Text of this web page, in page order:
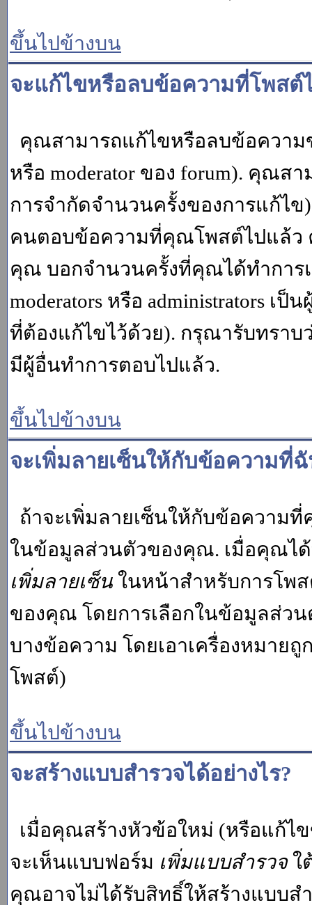
ขึ้นไปข้างบน
จะแก้ไขหรือลบข้อความที่โพสต์
คุณสามารถแก้ไขหรือลบข้อความ
หรือ moderator ของ forum). คุณส
การจำกัดจำนวนครั้งของการแก้ไ
คนตอบข้อความที่คุณโพสต์ไปแล้ว
คุณ บอกจำนวนครั้งที่คุณได้ทำการ
moderators หรือ administrators เ
ที่ต้องแก้ไขไว้ด้วย). กรุณารับทรา
มีผู้อื่นทำการตอบไปแล้ว.
ขึ้นไปข้างบน
จะเพิ่มลายเซ็นให้กับข้อความที่
ถ้าจะเพิ่มลายเซ็นให้กับข้อความ
ในข้อมูลส่วนตัวของคุณ. เมื่อคุณไ
เพิ่มลายเซ็น ในหน้าสำหรับการโพ
ของคุณ โดยการเลือกในข้อมูลส่ว
บางข้อความ โดยเอาเครื่องหมาย
โพสต์)
ขึ้นไปข้างบน
จะสร้างแบบสำรวจได้อย่างไร?
เมื่อคุณสร้างหัวข้อใหม่ (หรือแก้
จะเห็นแบบฟอร์ม เพิ่มแบบสำรวจใ
คุณอาจไม่ได้รับสิทธิ์ให้สร้างแบบส